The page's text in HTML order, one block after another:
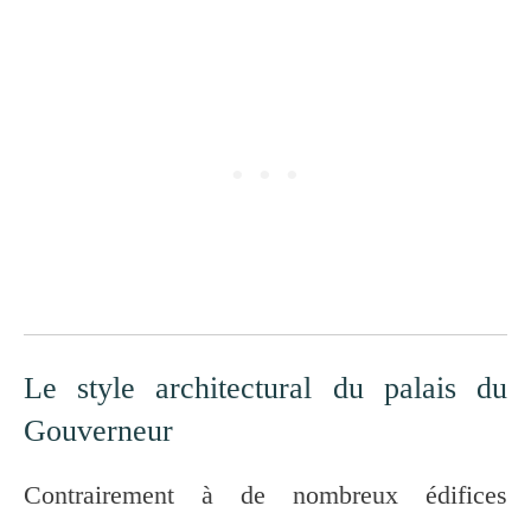
Le style architectural du palais du
Gouverneur
Contrairement à de nombreux édifices